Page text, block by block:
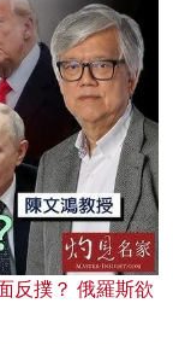
反撲？ 俄羅斯欲